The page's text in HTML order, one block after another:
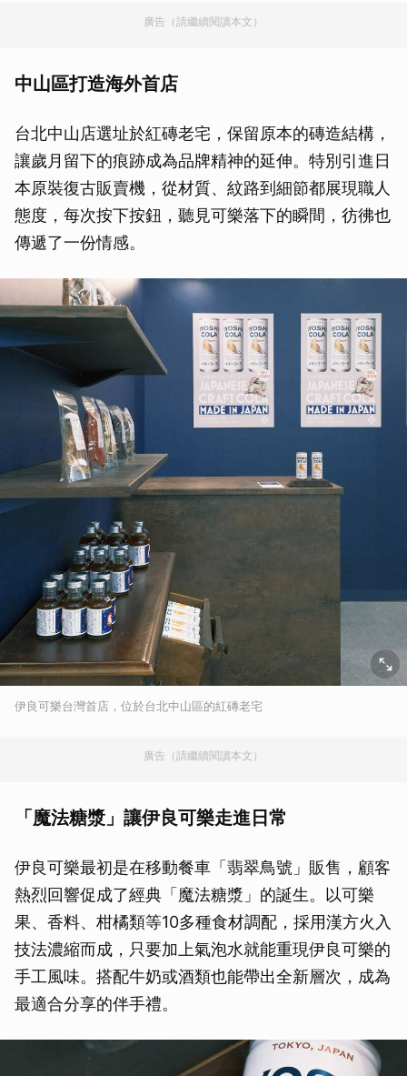
廣告（請繼續閱讀本文）
中山區打造海外首店
台北中山店選址於紅磚老宅，保留原本的磚造結構，
讓歲月留下的痕跡成為品牌精神的延伸。特別引進日
本原裝復古販賣機，從材質、紋路到細節都展現職人
態度，每次按下按鈕，聽見可樂落下的瞬間，彷彿也
傳遞了一份情感。
伊良可樂台灣首店，位於台北中山區的紅磚老宅
廣告（請繼續閱讀本文）
「魔法糖漿」讓伊良可樂走進日常
伊良可樂最初是在移動餐車「翡翠鳥號」販售，顧客
熱烈回響促成了經典「魔法糖漿」的誕生。以可樂
果、香料、柑橘類等10多種食材調配，採用漢方火入
技法濃縮而成，只要加上氣泡水就能重現伊良可樂的
手工風味。搭配牛奶或酒類也能帶出全新層次，成為
最適合分享的伴手禮。